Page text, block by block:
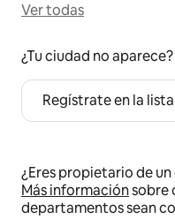
Ver todas
¿Tu ciudad no aparece?
Regístrate en la
¿Eres propietario de
Más informaciónsobre
departamentos sean